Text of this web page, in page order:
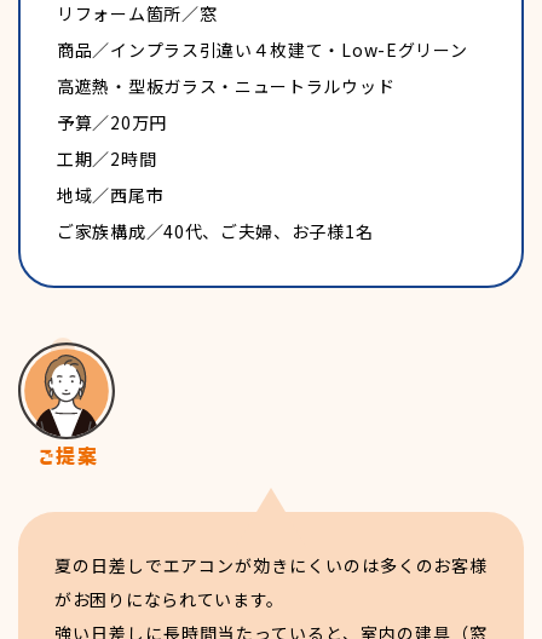
福利厚生
リフォーム箇所／窓
商品／インプラス引違い４枚建て・Low-Eグリーン
高遮熱・型板ガラス・ニュートラルウッド
予算／20万円
工期／2時間
地域／西尾市
ご家族構成／40代、ご夫婦、お子様1名
夏の日差しでエアコンが効きにくいのは多くのお客様
がお困りになられています。
強い日差しに長時間当たっていると、室内の建具（窓